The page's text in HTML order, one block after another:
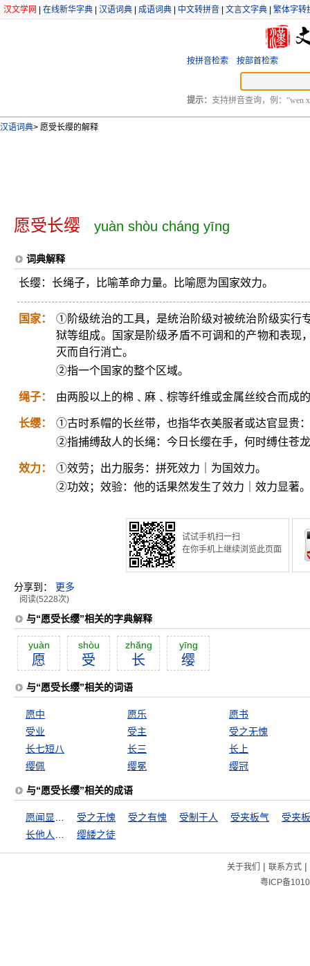
汉文学网 在线新华字典 汉语词典 成语词典 中文转拼音 文言文字典 繁体字转
按拼音检索 按部首检索
提示： 支持拼音查询，例：“wen
汉语词典> 愿受长缨的解释
愿受长缨 yuàn shòu cháng yīng
词典解释
长缨：长绳子，比喻革命力量。比喻愿为国家效力。
国家：
①阶级统治的工具，是统治阶级对被统治阶级实行
狱等组成。国家是阶级矛盾不可调和的产物和表现
灭而自行消亡。
②指一个国家的整个区域。
绳子： 由两股以上的棉﹑麻﹑棕等纤维或金属丝绞合而成
长缨：
①古时系帽的长丝带，也指华衣美服者或达官显贵
②指捕缚敌人的长绳：今日长缨在手，何时缚住苍
效力：
①效劳；出力服务：拼死效力｜为国效力。
②功效；效验：他的话果然发生了效力｜效力显著。
试试手机扫一扫
在你手机上继续浏览此页面
分享到： 更多
阅读(5228次)
与“愿受长缨”相关的字典解释
yuàn
愿
shòu
受
zhăng
长
yīng
缨
与“愿受长缨”相关的词语
愿中 愿乐
愿书
受业
受主
受之无愧
长七短八
长三
长上
缨佩
缨冕 缨冠
与“愿受长缨”相关的成语
受之无愧 受之有愧 受制于人 受夹板气
受夹
缨緌之徒
关于我们 | 联系方式|
粤ICP备